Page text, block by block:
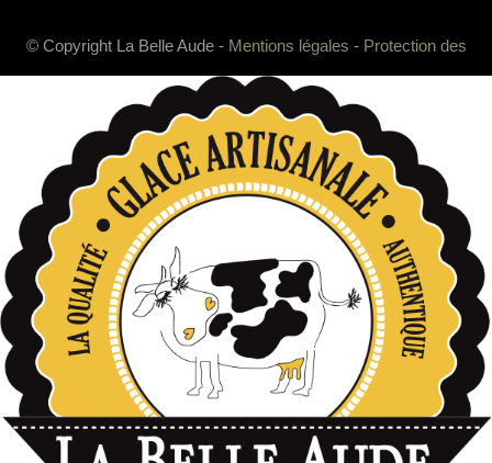
© Copyright La Belle Aude - Mentions légales - Protection des
données